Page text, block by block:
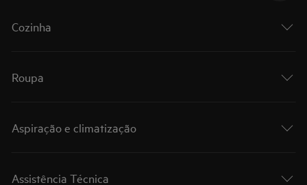
Cozinha
Roupa
Aspiração e climatização
Assistência Técnica